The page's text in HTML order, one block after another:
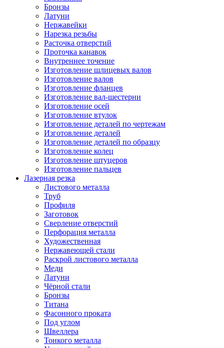
Бронзы
Латуни
Нержавейки
Нарезка резьбы
Расточка отверстий
Проточка канавок
Внутреннее точение
Изготовление шлицевых валов
Изготовление валов
Изготовление фланцев
Изготовление вал-шестерни
Изготовление осей
Изготовление втулок
Изготовление деталей по чертежам
Изготовление деталей
Изготовление деталей по образцу
Изготовление колец
Изготовление штуцеров
Изготовление пальцев
Лазерная резка
Листового металла
Труб
Профиля
Заготовок
Сверление отверстий
Перфорация металла
Художественная
Нержавеющей стали
Раскрой листового металла
Меди
Латуни
Чёрной стали
Бронзы
Титана
Фасонного проката
Под углом
Швеллера
Тонкого металла